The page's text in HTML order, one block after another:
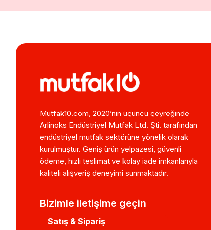
Mutfak10.com, 2020’nin üçüncü çeyreğinde
Arlinoks Endüstriyel Mutfak Ltd. Şti. tarafından
endüstriyel mutfak sektörüne yönelik olarak
kurulmuştur. Geniş ürün yelpazesi, güvenli
ödeme, hızlı teslimat ve kolay iade imkanlarıyla
kaliteli alışveriş deneyimi sunmaktadır.
Bizimle iletişime geçin
Satış & Sipariş